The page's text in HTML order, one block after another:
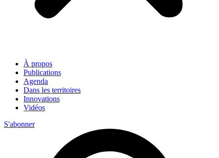
À propos
Publications
Agenda
Dans les territoires
Innovations
Vidéos
S'abonner